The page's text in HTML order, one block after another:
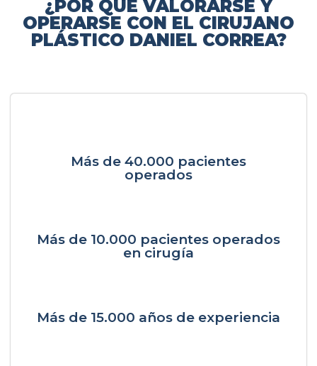
¿POR QUÉ VALORARSE Y
OPERARSE CON EL CIRUJANO
PLÁSTICO DANIEL CORREA?
Más de 40.000 pacientes
operados
Más de 10.000 pacientes operados
en cirugía
Más de 15.000 años de experiencia